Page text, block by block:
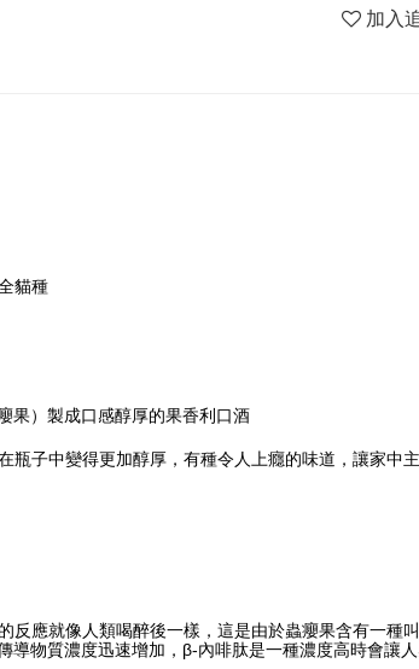
加入
貓種
果）製成口感醇厚的果香利口酒
瓶子中變得更加醇厚，有種令人上癮的味道，讓家中
反應就像人類喝醉後一樣，這是由於蟲癭果含有一種
導物質濃度迅速增加，β-內啡肽是一種濃度高時會讓